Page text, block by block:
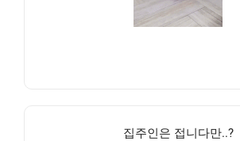
집주인은 접니다만..?